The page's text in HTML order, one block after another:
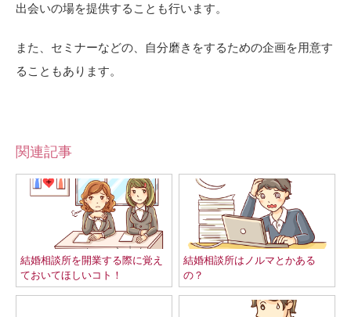
出会いの場を提供することも行います。
また、セミナーなどの、自分磨きをするための企画を用意す
ることもあります。
関連記事
結婚相談所を開業する際に覚え
ておいてほしいコト！
結婚相談所はノルマとかある
の？